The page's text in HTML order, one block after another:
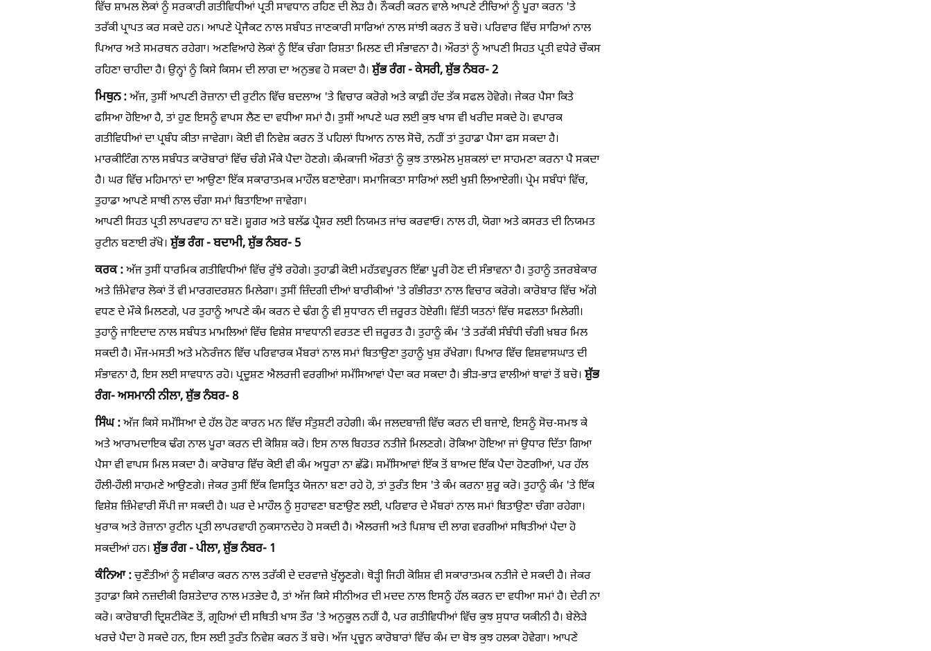
ਵਿੱਚ ਸ਼ਾਮਲ ਲੋਕਾਂ ਨੂੰ ਸਰਕਾਰੀ ਗਤੀਵਿਧੀਆਂ ਪ੍ਰਤੀ ਸਾਵਧਾਨ ਰਹਿਣ ਦੀ ਲੋੜ ਹੈ। ਨੌਕਰੀ ਕਰਨ ਵਾਲੇ ਆਪਣੇ ਟੀਚਿਆਂ ਨੂੰ ਪੂਰਾ ਕਰਨ 'ਤੇ
ਤਰੱਕੀ ਪ੍ਰਾਪਤ ਕਰ ਸਕਦੇ ਹਨ। ਆਪਣੇ ਪ੍ਰੋਜੈਕਟ ਨਾਲ ਸਬੰਧਤ ਜਾਣਕਾਰੀ ਸਾਰਿਆਂ ਨਾਲ ਸਾਂਝੀ ਕਰਨ ਤੋਂ ਬਚੋ। ਪਰਿਵਾਰ ਵਿੱਚ ਸਾਰਿਆਂ ਨਾਲ
ਪਿਆਰ ਅਤੇ ਸਮਰਥਨ ਰਹੇਗਾ। ਅਣਵਿਆਹੇ ਲੋਕਾਂ ਨੂੰ ਇੱਕ ਚੰਗਾ ਰਿਸ਼ਤਾ ਮਿਲਣ ਦੀ ਸੰਭਾਵਨਾ ਹੈ। ਔਰਤਾਂ ਨੂੰ ਆਪਣੀ ਸਿਹਤ ਪ੍ਰਤੀ ਵਧੇਰੇ ਚੌਕਸ
ਰਹਿਣਾ ਚਾਹੀਦਾ ਹੈ। ਉਨ੍ਹਾਂ ਨੂੰ ਕਿਸੇ ਕਿਸਮ ਦੀ ਲਾਗ ਦਾ ਅਨੁਭਵ ਹੋ ਸਕਦਾ ਹੈ। ਸ਼ੁੱਭ ਰੰਗ - ਕੇਸਰੀ, ਸ਼ੁੱਭ ਨੰਬਰ- 2
ਮਿਥੁਨ :ਅੱਜ, ਤੁਸੀਂ ਆਪਣੀ ਰੋਜ਼ਾਨਾ ਦੀ ਰੁਟੀਨ ਵਿੱਚ ਬਦਲਾਅ 'ਤੇ ਵਿਚਾਰ ਕਰੋਗੇ ਅਤੇ ਕਾਫ਼ੀ ਹੱਦ ਤੱਕ ਸਫਲ ਹੋਵੋਗੇ। ਜੇਕਰ ਪੈਸਾ ਕਿਤੇ
ਫਸਿਆ ਹੋਇਆ ਹੈ, ਤਾਂ ਹੁਣ ਇਸਨੂੰ ਵਾਪਸ ਲੈਣ ਦਾ ਵਧੀਆ ਸਮਾਂ ਹੈ। ਤੁਸੀਂ ਆਪਣੇ ਘਰ ਲਈ ਕੁਝ ਖਾਸ ਵੀ ਖਰੀਦ ਸਕਦੇ ਹੋ। ਵਪਾਰਕ
ਗਤੀਵਿਧੀਆਂ ਦਾ ਪ੍ਰਬੰਧ ਕੀਤਾ ਜਾਵੇਗਾ। ਕੋਈ ਵੀ ਨਿਵੇਸ਼ ਕਰਨ ਤੋਂ ਪਹਿਲਾਂ ਧਿਆਨ ਨਾਲ ਸੋਚੋ, ਨਹੀਂ ਤਾਂ ਤੁਹਾਡਾ ਪੈਸਾ ਫਸ ਸਕਦਾ ਹੈ।
ਮਾਰਕੀਟਿੰਗ ਨਾਲ ਸਬੰਧਤ ਕਾਰੋਬਾਰਾਂ ਵਿੱਚ ਚੰਗੇ ਮੌਕੇ ਪੈਦਾ ਹੋਣਗੇ। ਕੰਮਕਾਜੀ ਔਰਤਾਂ ਨੂੰ ਕੁਝ ਤਾਲਮੇਲ ਮੁਸ਼ਕਲਾਂ ਦਾ ਸਾਹਮਣਾ ਕਰਨਾ ਪੈ ਸਕਦਾ
ਹੈ। ਘਰ ਵਿੱਚ ਮਹਿਮਾਨਾਂ ਦਾ ਆਉਣਾ ਇੱਕ ਸਕਾਰਾਤਮਕ ਮਾਹੌਲ ਬਣਾਏਗਾ। ਸਮਾਜਿਕਤਾ ਸਾਰਿਆਂ ਲਈ ਖੁਸ਼ੀ ਲਿਆਏਗੀ। ਪ੍ਰੇਮ ਸਬੰਧਾਂ ਵਿੱਚ,
ਤੁਹਾਡਾ ਆਪਣੇ ਸਾਥੀ ਨਾਲ ਚੰਗਾ ਸਮਾਂ ਬਿਤਾਇਆ ਜਾਵੇਗਾ।
ਆਪਣੀ ਸਿਹਤ ਪ੍ਰਤੀ ਲਾਪਰਵਾਹ ਨਾ ਬਣੋ। ਸ਼ੂਗਰ ਅਤੇ ਬਲੱਡ ਪ੍ਰੈਸ਼ਰ ਲਈ ਨਿਯਮਤ ਜਾਂਚ ਕਰਵਾਓ। ਨਾਲ ਹੀ, ਯੋਗਾ ਅਤੇ ਕਸਰਤ ਦੀ ਨਿਯਮਤ
ਰੁਟੀਨ ਬਣਾਈ ਰੱਖੋ। ਸ਼ੁੱਭ ਰੰਗ - ਬਦਾਮੀ,ਸ਼ੁੱਭ ਨੰਬਰ- 5
ਕਰਕ :ਅੱਜ ਤੁਸੀਂ ਧਾਰਮਿਕ ਗਤੀਵਿਧੀਆਂ ਵਿੱਚ ਰੁੱਝੇ ਰਹੋਗੇ। ਤੁਹਾਡੀ ਕੋਈ ਮਹੱਤਵਪੂਰਨ ਇੱਛਾ ਪੂਰੀ ਹੋਣ ਦੀ ਸੰਭਾਵਨਾ ਹੈ। ਤੁਹਾਨੂੰ ਤਜਰਬੇਕਾਰ
ਅਤੇ ਜ਼ਿੰਮੇਵਾਰ ਲੋਕਾਂ ਤੋਂ ਵੀ ਮਾਰਗਦਰਸ਼ਨ ਮਿਲੇਗਾ। ਤੁਸੀਂ ਜ਼ਿੰਦਗੀ ਦੀਆਂ ਬਾਰੀਕੀਆਂ 'ਤੇ ਗੰਭੀਰਤਾ ਨਾਲ ਵਿਚਾਰ ਕਰੋਗੇ। ਕਾਰੋਬਾਰ ਵਿੱਚ ਅੱਗੇ
ਵਧਣ ਦੇ ਮੌਕੇ ਮਿਲਣਗੇ, ਪਰ ਤੁਹਾਨੂੰ ਆਪਣੇ ਕੰਮ ਕਰਨ ਦੇ ਢੰਗ ਨੂੰ ਵੀ ਸੁਧਾਰਨ ਦੀ ਜ਼ਰੂਰਤ ਹੋਏਗੀ। ਵਿੱਤੀ ਯਤਨਾਂ ਵਿੱਚ ਸਫਲਤਾ ਮਿਲੇਗੀ।
ਤੁਹਾਨੂੰ ਜਾਇਦਾਦ ਨਾਲ ਸਬੰਧਤ ਮਾਮਲਿਆਂ ਵਿੱਚ ਵਿਸ਼ੇਸ਼ ਸਾਵਧਾਨੀ ਵਰਤਣ ਦੀ ਜ਼ਰੂਰਤ ਹੈ। ਤੁਹਾਨੂੰ ਕੰਮ 'ਤੇ ਤਰੱਕੀ ਸੰਬੰਧੀ ਚੰਗੀ ਖ਼ਬਰ ਮਿਲ
ਸਕਦੀ ਹੈ। ਮੌਜ-ਮਸਤੀ ਅਤੇ ਮਨੋਰੰਜਨ ਵਿੱਚ ਪਰਿਵਾਰਕ ਮੈਂਬਰਾਂ ਨਾਲ ਸਮਾਂ ਬਿਤਾਉਣਾ ਤੁਹਾਨੂੰ ਖੁਸ਼ ਰੱਖੇਗਾ। ਪਿਆਰ ਵਿੱਚ ਵਿਸ਼ਵਾਸਘਾਤ ਦੀ
ਸੰਭਾਵਨਾ ਹੈ, ਇਸ ਲਈ ਸਾਵਧਾਨ ਰਹੋ। ਪ੍ਰਦੂਸ਼ਣ ਐਲਰਜੀ ਵਰਗੀਆਂ ਸਮੱਸਿਆਵਾਂ ਪੈਦਾ ਕਰ ਸਕਦਾ ਹੈ। ਭੀੜ-ਭਾੜ ਵਾਲੀਆਂ ਥਾਵਾਂ ਤੋਂ ਬਚੋ। ਸ਼ੁੱਭ
ਰੰਗ- ਅਸਮਾਨੀ ਨੀਲਾ,ਸ਼ੁੱਭ ਨੰਬਰ- 8
ਸਿੰਘ :ਅੱਜ ਕਿਸੇ ਸਮੱਸਿਆ ਦੇ ਹੱਲ ਹੋਣ ਕਾਰਨ ਮਨ ਵਿੱਚ ਸੰਤੁਸ਼ਟੀ ਰਹੇਗੀ। ਕੰਮ ਜਲਦਬਾਜ਼ੀ ਵਿੱਚ ਕਰਨ ਦੀ ਬਜਾਏ, ਇਸਨੂੰ ਸੋਚ-ਸਮਝ ਕੇ
ਅਤੇ ਆਰਾਮਦਾਇਕ ਢੰਗ ਨਾਲ ਪੂਰਾ ਕਰਨ ਦੀ ਕੋਸ਼ਿਸ਼ ਕਰੋ। ਇਸ ਨਾਲ ਬਿਹਤਰ ਨਤੀਜੇ ਮਿਲਣਗੇ। ਰੋਕਿਆ ਹੋਇਆ ਜਾਂ ਉਧਾਰ ਦਿੱਤਾ ਗਿਆ
ਪੈਸਾ ਵੀ ਵਾਪਸ ਮਿਲ ਸਕਦਾ ਹੈ। ਕਾਰੋਬਾਰ ਵਿੱਚ ਕੋਈ ਵੀ ਕੰਮ ਅਧੂਰਾ ਨਾ ਛੱਡੋ। ਸਮੱਸਿਆਵਾਂ ਇੱਕ ਤੋਂ ਬਾਅਦ ਇੱਕ ਪੈਦਾ ਹੋਣਗੀਆਂ, ਪਰ ਹੱਲ
ਹੌਲੀ-ਹੌਲੀ ਸਾਹਮਣੇ ਆਉਣਗੇ। ਜੇਕਰ ਤੁਸੀਂ ਇੱਕ ਵਿਸਤ੍ਰਿਤ ਯੋਜਨਾ ਬਣਾ ਰਹੇ ਹੋ, ਤਾਂ ਤੁਰੰਤ ਇਸ 'ਤੇ ਕੰਮ ਕਰਨਾ ਸ਼ੁਰੂ ਕਰੋ। ਤੁਹਾਨੂੰ ਕੰਮ 'ਤੇ ਇੱਕ
ਵਿਸ਼ੇਸ਼ ਜ਼ਿੰਮੇਵਾਰੀ ਸੌਂਪੀ ਜਾ ਸਕਦੀ ਹੈ। ਘਰ ਦੇ ਮਾਹੌਲ ਨੂੰ ਸੁਹਾਵਣਾ ਬਣਾਉਣ ਲਈ, ਪਰਿਵਾਰ ਦੇ ਮੈਂਬਰਾਂ ਨਾਲ ਸਮਾਂ ਬਿਤਾਉਣਾ ਚੰਗਾ ਰਹੇਗਾ।
ਖੁਰਾਕ ਅਤੇ ਰੋਜ਼ਾਨਾ ਰੁਟੀਨ ਪ੍ਰਤੀ ਲਾਪਰਵਾਹੀ ਨੁਕਸਾਨਦੇਹ ਹੋ ਸਕਦੀ ਹੈ। ਐਲਰਜੀ ਅਤੇ ਪਿਸ਼ਾਬ ਦੀ ਲਾਗ ਵਰਗੀਆਂ ਸਥਿਤੀਆਂ ਪੈਦਾ ਹੋ
ਸਕਦੀਆਂ ਹਨ। ਸ਼ੁੱਭ ਰੰਗ - ਪੀਲਾ,ਸ਼ੁੱਭ ਨੰਬਰ- 1
ਕੰਨਿਆ :ਚੁਣੌਤੀਆਂ ਨੂੰ ਸਵੀਕਾਰ ਕਰਨ ਨਾਲ ਤਰੱਕੀ ਦੇ ਦਰਵਾਜ਼ੇ ਖੁੱਲ੍ਹਣਗੇ। ਥੋੜ੍ਹੀ ਜਿਹੀ ਕੋਸ਼ਿਸ਼ ਵੀ ਸਕਾਰਾਤਮਕ ਨਤੀਜੇ ਦੇ ਸਕਦੀ ਹੈ। ਜੇਕਰ
ਤੁਹਾਡਾ ਕਿਸੇ ਨਜ਼ਦੀਕੀ ਰਿਸ਼ਤੇਦਾਰ ਨਾਲ ਮਤਭੇਦ ਹੈ, ਤਾਂ ਅੱਜ ਕਿਸੇ ਸੀਨੀਅਰ ਦੀ ਮਦਦ ਨਾਲ ਇਸਨੂੰ ਹੱਲ ਕਰਨ ਦਾ ਵਧੀਆ ਸਮਾਂ ਹੈ। ਦੇਰੀ ਨਾ
ਕਰੋ। ਕਾਰੋਬਾਰੀ ਦ੍ਰਿਸ਼ਟੀਕੋਣ ਤੋਂ, ਗ੍ਰਹਿਆਂ ਦੀ ਸਥਿਤੀ ਖਾਸ ਤੌਰ 'ਤੇ ਅਨੁਕੂਲ ਨਹੀਂ ਹੈ, ਪਰ ਗਤੀਵਿਧੀਆਂ ਵਿੱਚ ਕੁਝ ਸੁਧਾਰ ਯਕੀਨੀ ਹੈ। ਬੇਲੋੜੇ
ਖਰਚੇ ਪੈਦਾ ਹੋ ਸਕਦੇ ਹਨ, ਇਸ ਲਈ ਤੁਰੰਤ ਨਿਵੇਸ਼ ਕਰਨ ਤੋਂ ਬਚੋ। ਅੱਜ ਪ੍ਰਚੂਨ ਕਾਰੋਬਾਰਾਂ ਵਿੱਚ ਕੰਮ ਦਾ ਬੋਝ ਕੁਝ ਹਲਕਾ ਹੋਵੇਗਾ। ਆਪਣੇ